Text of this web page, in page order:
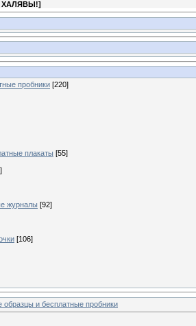
ХАЛЯВЫ!]
пробники [220]
плакаты [55]
журналы [92]
[106]
образцы и бесплатные пробники